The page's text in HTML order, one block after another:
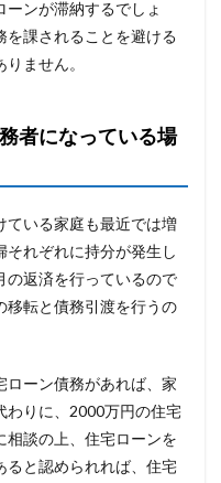
ンが滞納するでしょ
を課されることを避ける
ません。
者になっている場
ている家庭も最近では増
それぞれに持分が発生し
の返済を行っているので
移転と債務引渡を行うの
ーン債務があれば、家
わりに、2000万円の住宅
相談の上、住宅ローンを
ると認められれば、住宅